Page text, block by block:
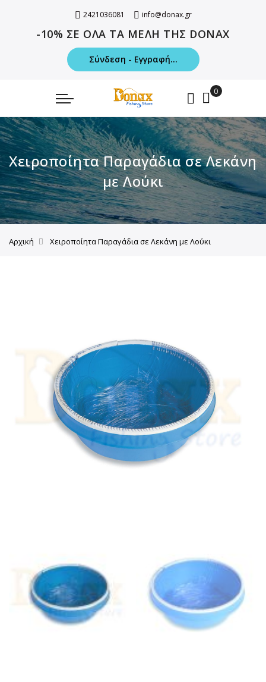
2421036081 info@donax.gr
-10% ΣΕ ΟΛΑ ΤΑ ΜΕΛΗ ΤΗΣ DONAX
Σύνδεση - Εγγραφή...
Χειροποίητα Παραγάδια σε Λεκάνη
με Λούκι
Αρχική Χειροποίητα Παραγάδια σε Λεκάνη με Λούκι